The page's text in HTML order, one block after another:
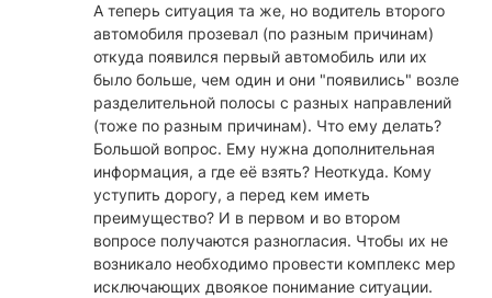
А теперь ситуация та же, но водитель второго
автомобиля прозевал (по разным причинам)
откуда появился первый автомобиль или их
было больше, чем один и они "появились" возле
разделительной полосы с разных направлений
(тоже по разным причинам). Что ему делать?
Большой вопрос. Ему нужна дополнительная
информация, а где её взять? Неоткуда. Кому
уступить дорогу, а перед кем иметь
преимущество? И в первом и во втором
вопросе получаются разногласия. Чтобы их не
возникало необходимо провести комплекс мер
исключающих двоякое понимание ситуации.